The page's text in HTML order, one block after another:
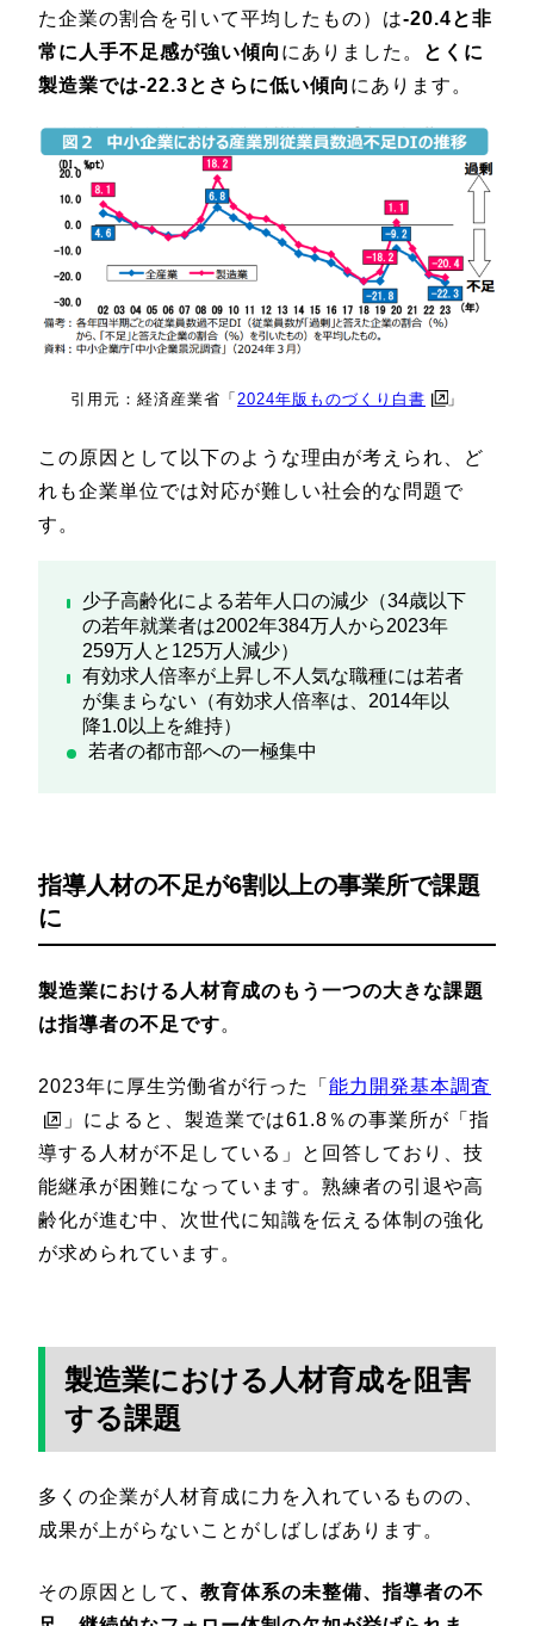
た企業の割合を引いて平均したもの）は-20.4と非
常に人手不足感が強い傾向 にありました。
とくに
製造業では-22.3とさらに低い傾向 にあります。
引用元：経済産業省「 2024年版ものづくり白書 」
この原因として以下のような理由が考えられ、ど
れも企業単位では対応が難しい社会的な問題で
す。
少子高齢化による若年人口の減少（34歳以下
の若年就業者は2002年384万人から2023年
259万人と125万人減少）
有効求人倍率が上昇し不人気な職種には若者
が集まらない（有効求人倍率は、2014年以
降1.0以上を維持）
若者の都市部への一極集中
指導人材の不足が6割以上の事業所で課題
に
製造業における人材育成のもう一つの大きな課題
は指導者の不足です。
2023年に厚生労働省が行った「 能力開発基本調査
」によると、製造業では61.8％の事業所が「指
導する人材が不足している」と回答しており、技
能継承が困難になっています。熟練者の引退や高
齢化が進む中、次世代に知識を伝える体制の強化
が求められています。
製造業における人材育成を阻害
する課題
多くの企業が人材育成に力を入れているものの、
成果が上がらないことがしばしばあります。
その原因として 、教育体系の未整備、指導者の不